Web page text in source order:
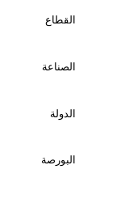
القطاع
الصناعة
الدولة
البورصة